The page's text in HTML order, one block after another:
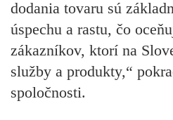
dodania tovaru sú
úspechu a rastu, čo
zákazníkov, ktorí na
služby a produkty,“
spoločnosti.